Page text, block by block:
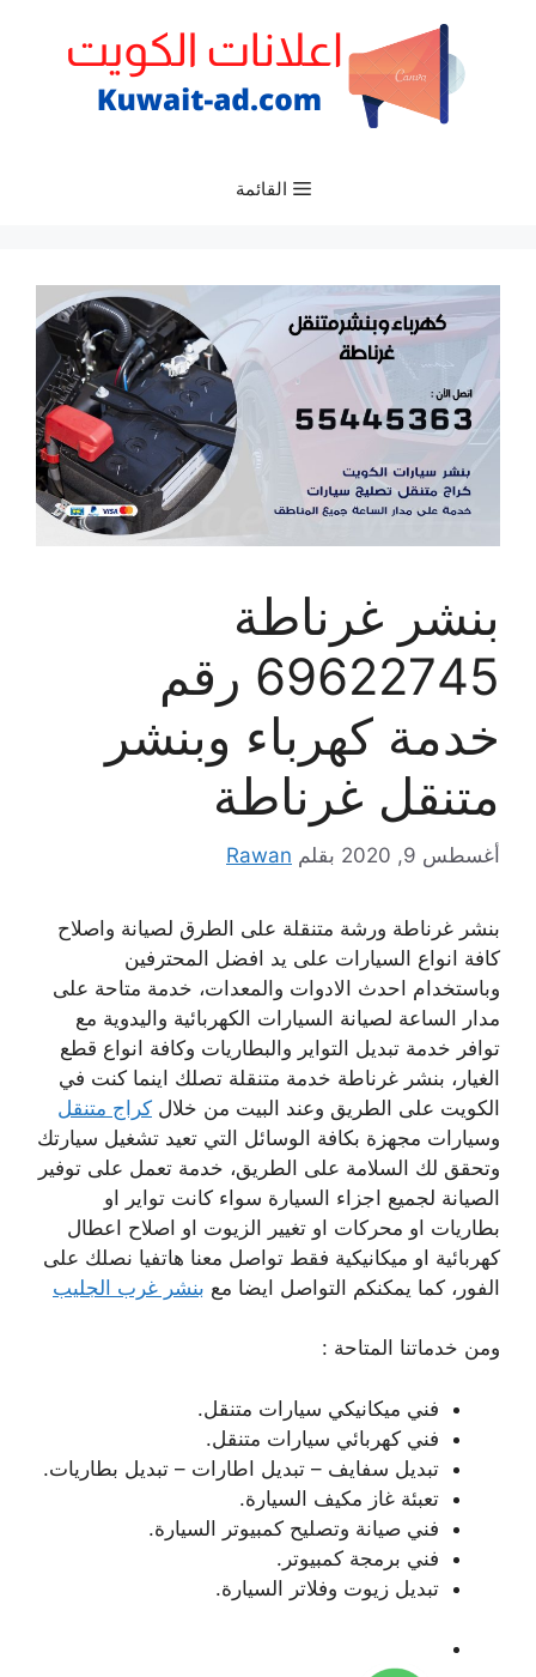
القائمة
بنشر غرناطة
69622745 رقم
خدمة كهرباء وبنشر
متنقل غرناطة
أغسطس 9, 2020 بقلم Rawan
بنشر غرناطة ورشة متنقلة على الطرق لصيانة واصلاح
كافة انواع السيارات على يد افضل المحترفين
وباستخدام احدث الادوات والمعدات، خدمة متاحة على
مدار الساعة لصيانة السيارات الكهربائية واليدوية مع
توافر خدمة تبديل التواير والبطاريات وكافة انواع قطع
الغيار، بنشر غرناطة خدمة متنقلة تصلك اينما كنت في
الكويت على الطريق وعند البيت من خلال كراج متنقل
وسيارات مجهزة بكافة الوسائل التي تعيد تشغيل سيارتك
وتحقق لك السلامة على الطريق، خدمة تعمل على توفير
الصيانة لجميع اجزاء السيارة سواء كانت تواير او
بطاريات او محركات او تغيير الزيوت او اصلاح اعطال
كهربائية او ميكانيكية فقط تواصل معنا هاتفيا نصلك على
الفور، كما يمكنكم التواصل ايضا مع بنشر غرب الجليب
ومن خدماتنا المتاحة :
فني ميكانيكي سيارات متنقل.
فني كهربائي سيارات متنقل.
تبديل سفايف – تبديل اطارات – تبديل بطاريات.
تعبئة غاز مكيف السيارة.
فني صيانة وتصليح كمبيوتر السيارة.
فني برمجة كمبيوتر.
تبديل زيوت وفلاتر السيارة.